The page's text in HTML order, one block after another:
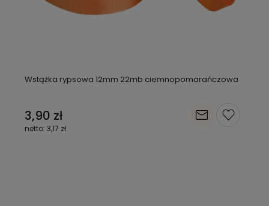
Wstążka rypsowa 12mm 22mb ciemnopomarańczowa
3,90 zł
3,17 zł